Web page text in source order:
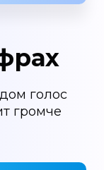
голос
громче